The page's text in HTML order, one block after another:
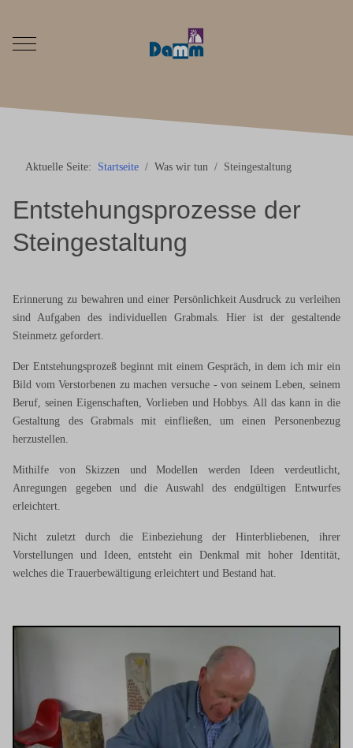
Mobile Menu Toggle
Aktuelle Seite: Startseite Was wir tun Steingestaltung
Entstehungsprozesse der
Steingestaltung
Erinnerung zu bewahren und einer Persönlichkeit Ausdruck zu verleihen
sind Aufgaben des individuellen Grabmals. Hier ist der gestaltende
Steinmetz gefordert.
Der Entstehungsprozeß beginnt mit einem Gespräch, in dem ich mir ein
Bild vom Verstorbenen zu machen versuche - von seinem Leben, seinem
Beruf, seinen Eigenschaften, Vorlieben und Hobbys. All das kann in die
Gestaltung des Grabmals mit einfließen, um einen Personenbezug
herzustellen.
Mithilfe von Skizzen und Modellen werden Ideen verdeutlicht,
Anregungen gegeben und die Auswahl des endgültigen Entwurfes
erleichtert.
Nicht zuletzt durch die Einbeziehung der Hinterbliebenen, ihrer
Vorstellungen und Ideen, entsteht ein Denkmal mit hoher Identität,
welches die Trauerbewältigung erleichtert und Bestand hat.